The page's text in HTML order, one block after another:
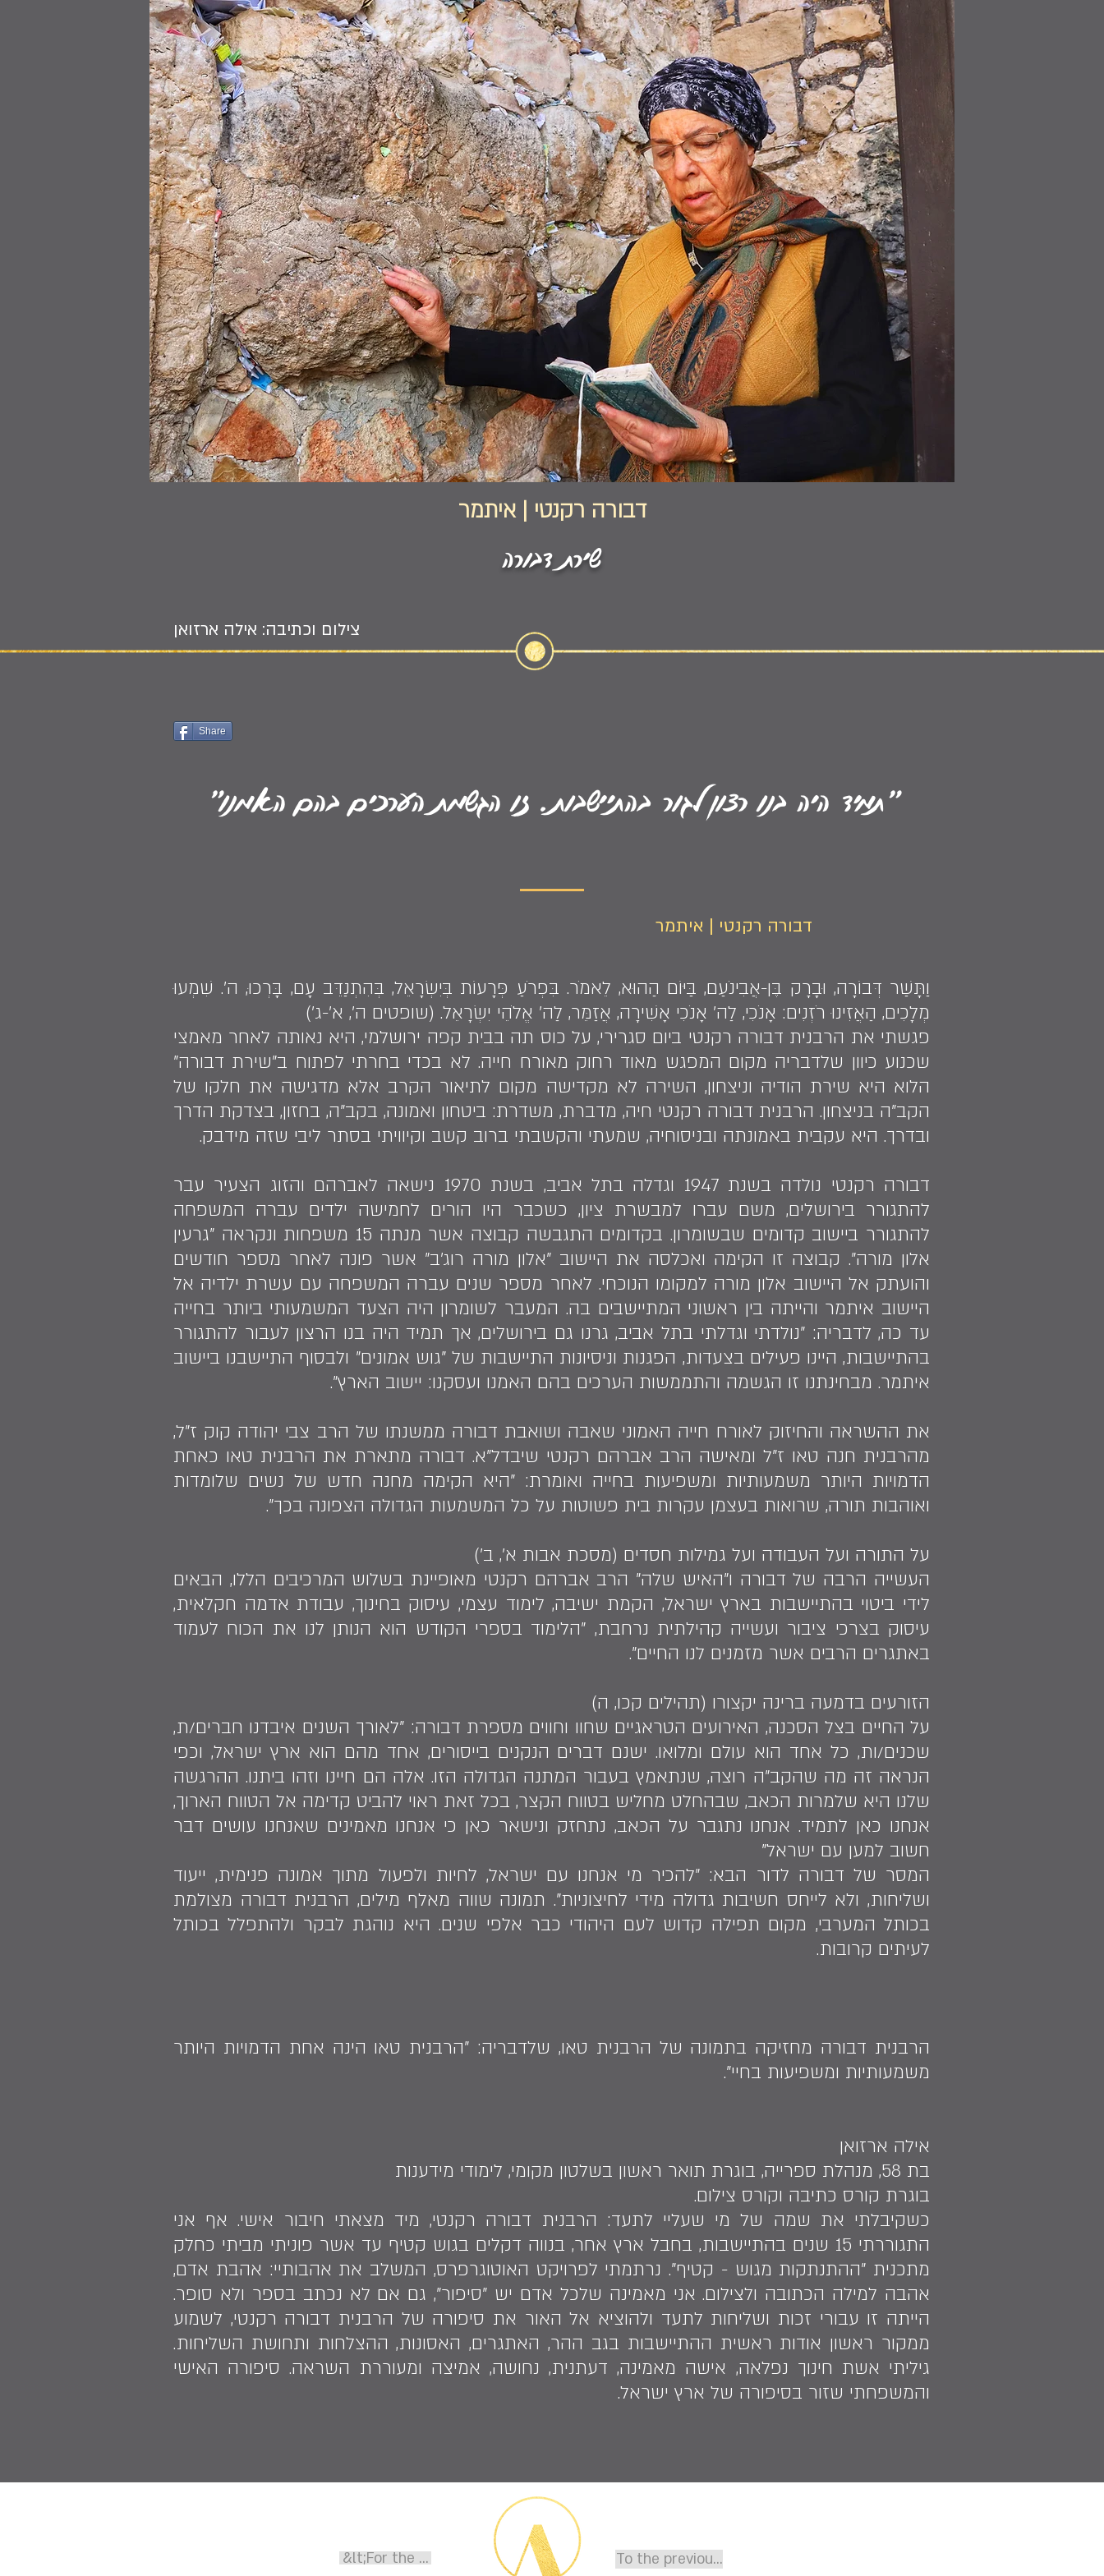
דבורה רקנטי | איתמר
שירת דבורה
צילום וכתיבה: אילה ארזואן
Share
"תמיד היה בנו רצון לגור בהתיישבות. זו הגשמת הערכים בהם האמנו"
דבורה רקנטי | איתמר
וַתָּשַׁר דְּבוֹרָה, וּבָרָק בֶּן-אֲבִינֹעַם, בַּיּוֹם הַהוּא, לֵאמֹר. בִּפְרֹעַ פְּרָעוֹת בְּיִשְׂרָאֵל, בְּהִתְנַדֵּב עָם, בָּרְכוּ, ה'. שִׁמְעוּ
מְלָכִים, הַאֲזִינוּ רֹזְנִים: אָנֹכִי, לַה' אָנֹכִי אָשִׁירָה, אֲזַמֵּר, לַה' אֱלֹהֵי יִשְׂרָאֵל. (שופטים ה', א'-ג')
פגשתי את הרבנית דבורה רקנטי ביום סגרירי, על כוס תה בבית קפה ירושלמי, היא נאותה לאחר מאמצי
שכנוע כיוון שלדבריה מקום המפגש מאוד רחוק מאורח חייה. לא בכדי בחרתי לפתוח ב"שירת דבורה"
הלוא היא שירת הודיה וניצחון, השירה לא מקדישה מקום לתיאור הקרב אלא מדגישה את חלקו של
הקב"ה בניצחון. הרבנית דבורה רקנטי חיה, מדברת, משדרת: ביטחון ואמונה, בקב"ה, בחזון, בצדקת הדרך
ובדרך. היא עקבית באמונתה ובניסוחיה, שמעתי והקשבתי ברוב קשב וקיוויתי בסתר ליבי שזה מידבק.
דבורה רקנטי נולדה בשנת 1947 וגדלה בתל אביב, בשנת 1970 נישאה לאברהם והזוג הצעיר עבר
להתגורר בירושלים, משם עברו למבשרת ציון, כשכבר היו הורים לחמישה ילדים עברה המשפחה
להתגורר ביישוב קדומים שבשומרון. בקדומים התגבשה קבוצה אשר מנתה 15 משפחות ונקראה "גרעין
אלון מורה". קבוצה זו הקימה ואכלסה את היישוב "אלון מורה רוג'ב" אשר פונה לאחר מספר חודשים
והועתק אל היישוב אלון מורה למקומו הנוכחי. לאחר מספר שנים עברה המשפחה עם עשרת ילדיה אל
היישוב איתמר והייתה בין ראשוני המתיישבים בה. המעבר לשומרון היה הצעד המשמעותי ביותר בחייה
עד כה, לדבריה: "נולדתי וגדלתי בתל אביב, גרנו גם בירושלים, אך תמיד היה בנו הרצון לעבור להתגורר
בהתיישבות, היינו פעילים בצעדות, הפגנות וניסיונות התיישבות של "גוש אמונים" ולבסוף התיישבנו ביישוב
איתמר. מבחינתנו זו הגשמה והתממשות הערכים בהם האמנו ועסקנו: יישוב הארץ".
את ההשראה והחיזוק לאורח חייה האמוני שאבה ושואבת דבורה ממשנתו של הרב צבי יהודה קוק ז"ל,
מהרבנית חנה טאו ז"ל ומאישה הרב אברהם רקנטי שיבדל"א. דבורה מתארת את הרבנית טאו כאחת
הדמויות היותר משמעותיות ומשפיעות בחייה ואומרת: "היא הקימה מחנה חדש של נשים שלומדות
ואוהבות תורה, שרואות בעצמן עקרות בית פשוטות על כל המשמעות הגדולה הצפונה בכך".
על התורה ועל העבודה ועל גמילות חסדים (מסכת אבות א', ב')
העשייה הרבה של דבורה ו"האיש שלה" הרב אברהם רקנטי מאופיינת בשלוש המרכיבים הללו, הבאים
לידי ביטוי בהתיישבות בארץ ישראל, הקמת ישיבה, לימוד עצמי, עיסוק בחינוך, עבודת אדמה חקלאית,
עיסוק בצרכי ציבור ועשייה קהילתית נרחבת, "הלימוד בספרי הקודש הוא הנותן לנו את הכוח לעמוד
באתגרים הרבים אשר מזמנים לנו החיים".
הזורעים בדמעה ברינה יקצורו (תהילים קכו, ה)
על החיים בצל הסכנה, האירועים הטראגיים שחוו וחווים מספרת דבורה: "לאורך השנים איבדנו חברים/ת,
שכנים/ות, כל אחד הוא עולם ומלואו. ישנם דברים הנקנים בייסורים, אחד מהם הוא ארץ ישראל, וכפי
הנראה זה מה שהקב"ה רוצה, שנתאמץ בעבור המתנה הגדולה הזו. אלה הם חיינו וזהו ביתנו. ההרגשה
שלנו היא שלמרות הכאב, שבהחלט מחליש בטווח הקצר, בכל זאת ראוי להביט קדימה אל הטווח הארוך,
אנחנו כאן לתמיד. אנחנו נתגבר על הכאב, נתחזק ונישאר כאן כי אנחנו מאמינים שאנחנו עושים דבר
חשוב למען עם ישראל"
המסר של דבורה לדור הבא: "להכיר מי אנחנו עם ישראל, לחיות ולפעול מתוך אמונה פנימית, ייעוד
ושליחות, ולא לייחס חשיבות גדולה מידי לחיצוניות". תמונה שווה מאלף מילים, הרבנית דבורה מצולמת
בכותל המערבי, מקום תפילה קדוש לעם היהודי כבר אלפי שנים. היא נוהגת לבקר ולהתפלל בכותל
לעיתים קרובות.
הרבנית דבורה מחזיקה בתמונה של הרבנית טאו, שלדבריה: "הרבנית טאו הינה אחת הדמויות היותר
משמעותיות ומשפיעות בחיי".
אילה ארזואן
בת 58, מנהלת ספרייה, בוגרת תואר ראשון בשלטון מקומי, לימודי מידענות
בוגרת קורס כתיבה וקורס צילום.
כשקיבלתי את שמה של מי שעליי לתעד: הרבנית דבורה רקנטי, מיד מצאתי חיבור אישי. אף אני
התגוררתי 15 שנים בהתיישבות, בחבל ארץ אחר, בנווה דקלים בגוש קטיף עד אשר פוניתי מביתי כחלק
מתכנית "ההתנתקות מגוש - קטיף". נרתמתי לפרויקט האוטוגרפרס, המשלב את אהבותיי: אהבת אדם,
אהבה למילה הכתובה ולצילום. אני מאמינה שלכל אדם יש "סיפור", גם אם לא נכתב בספר ולא סופר.
הייתה זו עבורי זכות ושליחות לתעד ולהוציא אל האור את סיפורה של הרבנית דבורה רקנטי, לשמוע
ממקור ראשון אודות ראשית ההתיישבות בגב ההר, האתגרים, האסונות, ההצלחות ותחושת השליחות.
גיליתי אשת חינוך נפלאה, אישה מאמינה, דעתנית, נחושה, אמיצה ומעוררת השראה. סיפורה האישי
והמשפחתי שזור בסיפורה של ארץ ישראל.
&lt;For the next story To the previous story&gt;